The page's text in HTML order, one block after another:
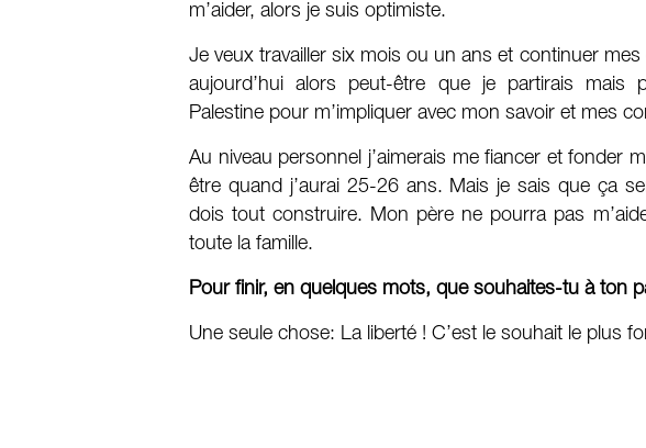
m’aider, alors je suis optimiste.
Je veux travailler six mois ou un ans et continuer
aujourd’hui alors peut-être que je partirais mais
Palestine pour m’impliquer avec mon savoir et mes
Au niveau personnel j’aimerais me fiancer et fonder
être quand j’aurai 25-26 ans. Mais je sais que ça
dois tout construire. Mon père ne pourra pas
toute la famille.
Pour finir, en quelques mots, que souhaites-tu à ton
Une seule chose: La liberté ! C’est le souhait le plus